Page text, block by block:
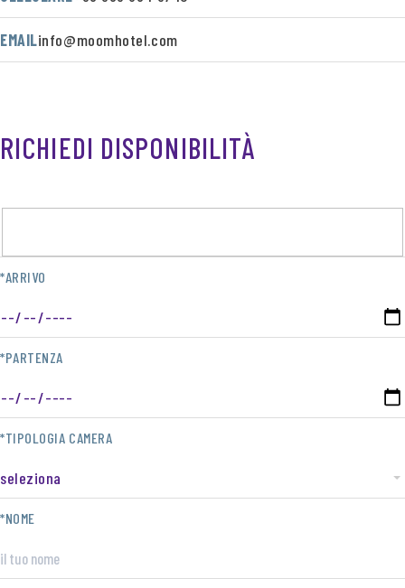
EMAILinfo@moomhotel.com
RICHIEDI DISPONIBILITÀ
*ARRIVO
*PARTENZA
*TIPOLOGIA CAMERA
*NOME